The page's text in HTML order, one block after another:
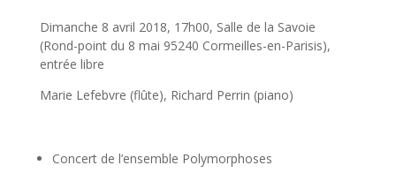
Dimanche 8 avril 2018, 17h00, Salle de la Savoie
(Rond-point du 8 mai 95240 Cormeilles-en-Parisis),
entrée libre
Marie Lefebvre (flûte), Richard Perrin (piano)
Concert de l’ensemble Polymorphoses